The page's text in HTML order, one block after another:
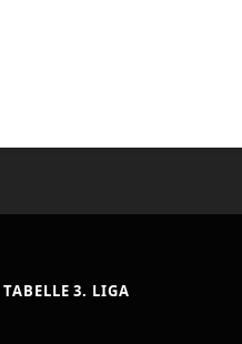
TABELLE 3. LIGA